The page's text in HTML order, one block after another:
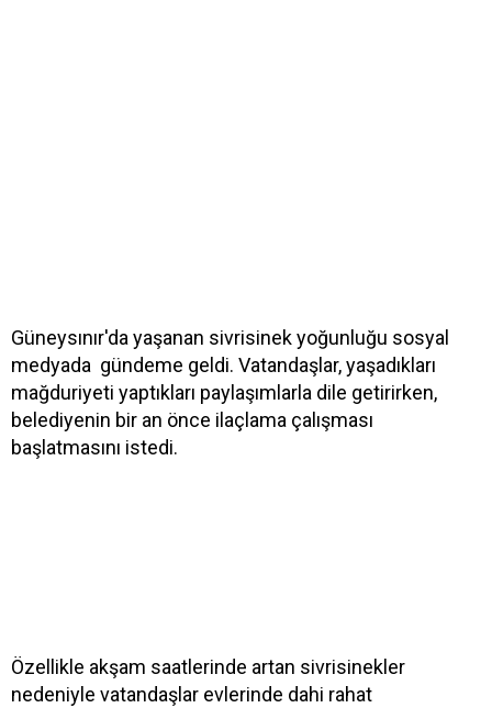
Güneysınır'da yaşanan sivrisinek yoğunluğu sosyal
medyada gündeme geldi. Vatandaşlar, yaşadıkları
mağduriyeti yaptıkları paylaşımlarla dile getirirken,
belediyenin bir an önce ilaçlama çalışması
başlatmasını istedi.
Özellikle akşam saatlerinde artan sivrisinekler
nedeniyle vatandaşlar evlerinde dahi rahat